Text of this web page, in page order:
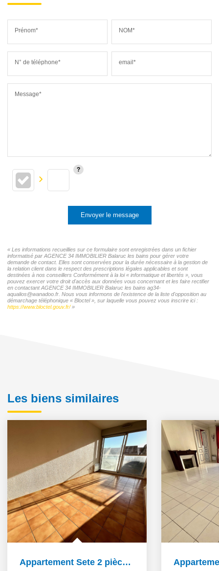
Prénom* NOM*
N° de téléphone* email*
Message*
Envoyer le message
« Les informations recueillies sur ce formulaire sont enregistrées dans un fichier
informatisé par AGENCE 34 IMMOBILIER Balaruc les bains pour gérer votre
demande de contact. Elles sont conservées pour la durée nécessaire à la gestion de
la relation client dans le respect des prescriptions légales applicables et sont
destinées à nos conseillers Conformément à la loi « informatique et libertés », vous
pouvez exercer votre droit d'accès aux données vous concernant et les faire rectifier
en contactant AGENCE 34 IMMOBILIER Balaruc les bains ag34-
aqualios@wanadoo.fr. Nous vous informons de l'existence de la liste d'opposition au
démarchage téléphonique « Bloctel », sur laquelle vous pouvez vous inscrire ici :
https://www.bloctel.gouv.fr/»
Les biens similaires
Appartement Sete 2 pièce(s) 27 m2